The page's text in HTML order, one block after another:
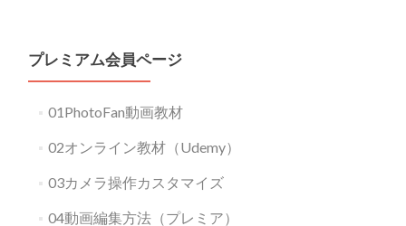
プレミアム会員ページ
01PhotoFan動画教材
02オンライン教材（Udemy）
03カメラ操作カスタマイズ
04動画編集方法（プレミア）